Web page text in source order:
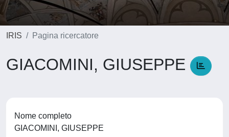
IRIS Pagina ricercatore
GIACOMINI, GIUSEPPE
Nome completo
GIACOMINI, GIUSEPPE